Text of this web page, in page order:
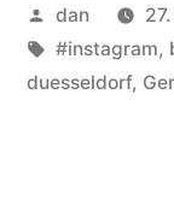
von
dan
#instagram,
duesseldorf,